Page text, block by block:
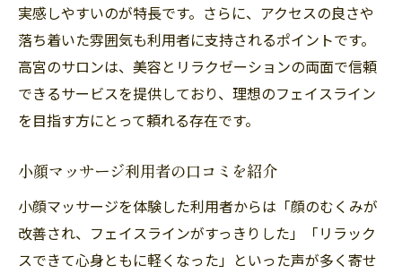
実感しやすいのが特長です。さらに、アクセスの良さや
落ち着いた雰囲気も利用者に支持されるポイントです。
高宮のサロンは、美容とリラクゼーションの両面で信頼
できるサービスを提供しており、理想のフェイスライン
を目指す方にとって頼れる存在です。
小顔マッサージ利用者の口コミを紹介
小顔マッサージを体験した利用者からは「顔のむくみが
改善され、フェイスラインがすっきりした」「リラック
スできて心身ともに軽くなった」といった声が多く寄せ